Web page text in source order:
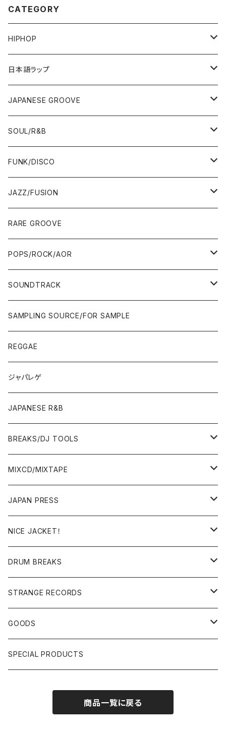
CATEGORY
HIPHOP
12"/7"
80'S OLD SCHOOL
EARLY 90'S MIDDLE〜NEW SCHOOL
JAPAN ONLY RELEASE/REMIX
LP
80'S OLD SCHOOL
EARLY 90'S MIDDLE〜NEW SCHOOL
JAPAN ONLY RELEASE/REMIX
日本語ラップ
12"/7"
80'S OLD SCHOOL〜EARLY 90'S
MID〜LATE 90'S
LP
80'S OLD SCHOOL〜EARLY 90'S
MID〜LATE 90'S
CD/TAPE
CD-R/DEMO/SAMPLE
CD ALBUM
JAPANESE GROOVE
LP
60'S/70'S
80'S
7"/12"
60'S/70'S
80'S
SOUL/R&B
LP
60'S/70'S
80'S
12"/7"
60'S/70'S
80'S
FUNK/DISCO
LP
70'S
80'S
12"/7"
70'S
80'S
JAZZ/FUSION
JAZZ
FUSION
RARE GROOVE
POPS/ROCK/AOR
POPS/S.S.W.
ROCK/AOR
SOUNDTRACK
LP
JAPANESE
OTHERS
7"/12"
JAPANESE
OTHERS
SAMPLING SOURCE/FOR SAMPLE
REGGAE
ジャパレゲ
JAPANESE R&B
BREAKS/DJ TOOLS
BREAKS/MEGAMIX/CUT UP
RE-EDIT/DJ TOOLS
MIXCD/MIXTAPE
MIXCD
日本語ラップ
JAPANESE DJ
MIXTAPE
JAPAN PRESS
LP(+ OBI)
7"/12"
NICE JACKET！
DONUTS 45
GIRLS
HIPHOP CLASSIC GALLERY
日本語ラップ CLASSIC GALLERY
DRUM BREAKS
US/UK/OTHERS
JAPANESE
STRANGE RECORDS
DRUM DRUM DRUM/KARAOKE
パチソン/AUDIO CHECK/LIBRARY
GOODS
BOOK
SPECIAL PRODUCTS
商品一覧に戻る